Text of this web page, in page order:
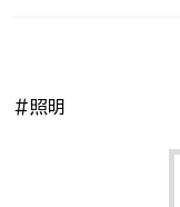
＃照明